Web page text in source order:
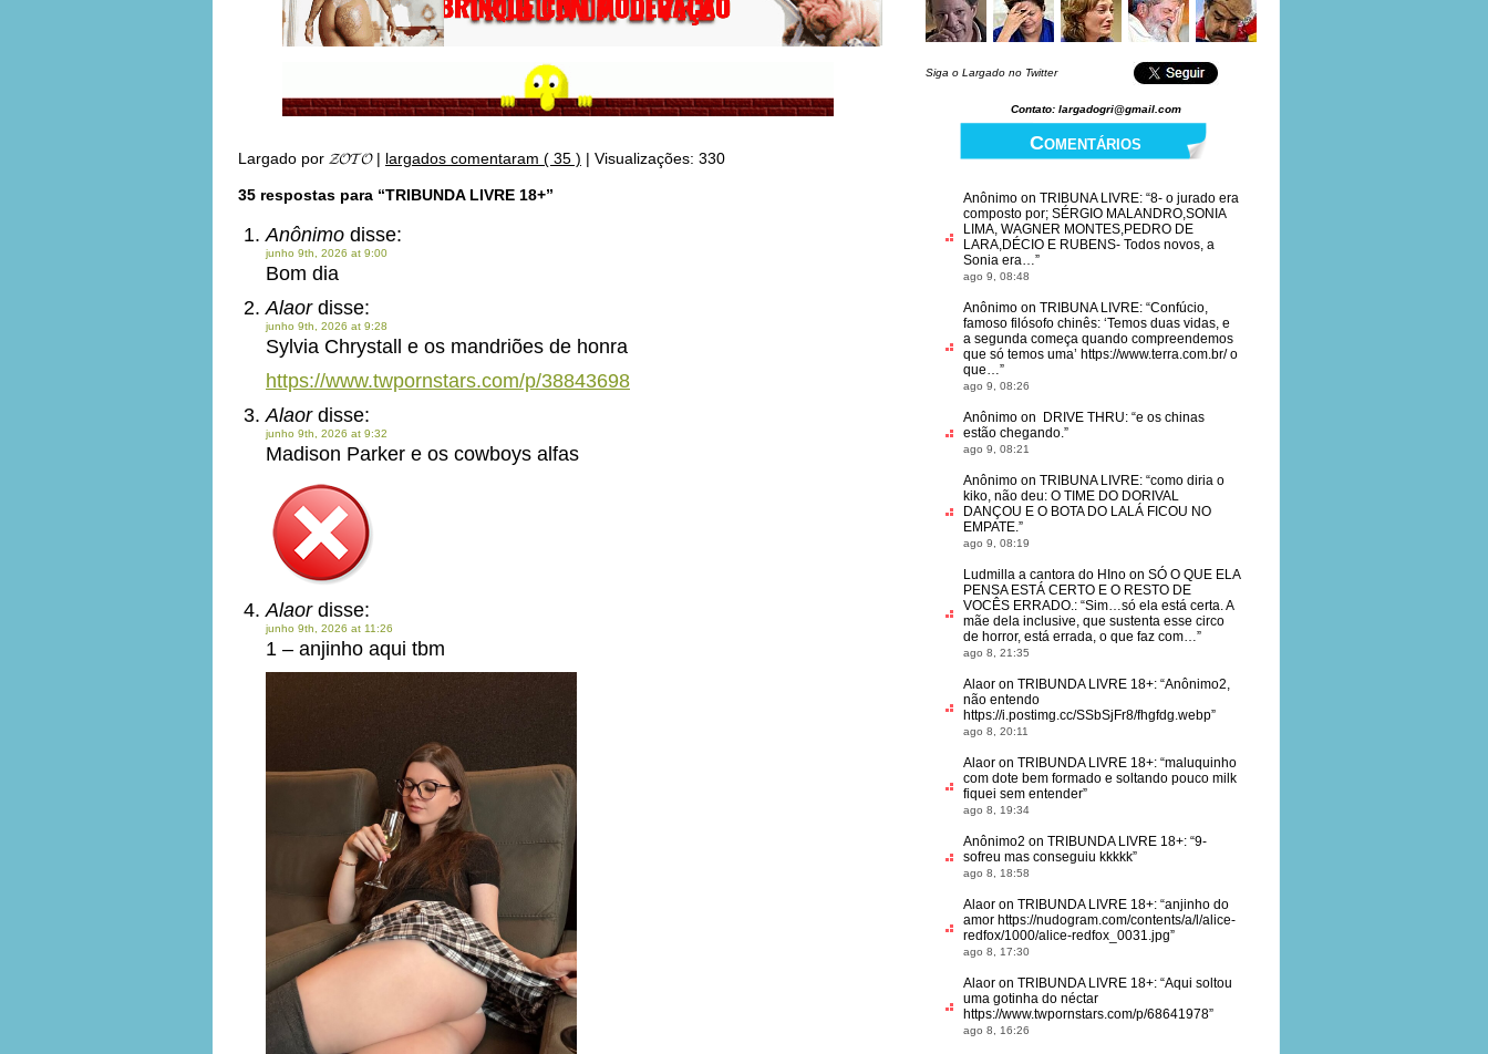
Largado por 𝓩𝓞𝓣𝓞| largados comentaram ( 35 ) | Visualizações: 330
35 respostas para “TRIBUNDA LIVRE 18+”
Anônimo disse:
junho 9th, 2026 at 9:00
Bom dia
Alaordisse:
junho 9th, 2026 at 9:28
Sylvia Chrystall e os mandriões de honra
https://www.twpornstars.com/p/38843698
Alaordisse:
junho 9th, 2026 at 9:32
Madison Parker e os cowboys alfas
Alaordisse:
junho 9th, 2026 at 11:26
1 – anjinho aqui tbm
Siga o Largado no Twitter
Contato: largadogri@gmail.com
Comentários
Anônimo on TRIBUNA LIVRE: “8- o jurado era
composto por; SÉRGIO MALANDRO,SONIA
LIMA, WAGNER MONTES,PEDRO DE
LARA,DÉCIO E RUBENS- Todos novos, a
Sonia era…”
ago 9, 08:48
Anônimo on TRIBUNA LIVRE: “Confúcio,
famoso filósofo chinês: ‘Temos duas vidas, e
a segunda começa quando compreendemos
que só temos uma’ https://www.terra.com.br/ o
que…”
ago 9, 08:26
Anônimo on DRIVE THRU: “e os chinas
estão chegando.”
ago 9, 08:21
Anônimo on TRIBUNA LIVRE: “como diria o
kiko, não deu: O TIME DO DORIVAL
DANÇOU E O BOTA DO LALÁ FICOU NO
EMPATE.”
ago 9, 08:19
Ludmilla a cantora do HIno on SÓ O QUE ELA
PENSA ESTÁ CERTO E O RESTO DE
VOCÊS ERRADO.: “Sim…só ela está certa. A
mãe dela inclusive, que sustenta esse circo
de horror, está errada, o que faz com…”
ago 8, 21:35
Alaor on TRIBUNDA LIVRE 18+: “Anônimo2,
não entendo
https://i.postimg.cc/SSbSjFr8/fhgfdg.webp”
ago 8, 20:11
Alaor on TRIBUNDA LIVRE 18+: “maluquinho
com dote bem formado e soltando pouco milk
fiquei sem entender”
ago 8, 19:34
Anônimo2 on TRIBUNDA LIVRE 18+: “9-
sofreu mas conseguiu kkkkk”
ago 8, 18:58
Alaor on TRIBUNDA LIVRE 18+: “anjinho do
amor https://nudogram.com/contents/a/l/alice-
redfox/1000/alice-redfox_0031.jpg”
ago 8, 17:30
Alaor on TRIBUNDA LIVRE 18+: “Aqui soltou
uma gotinha do néctar
https://www.twpornstars.com/p/68641978”
ago 8, 16:26